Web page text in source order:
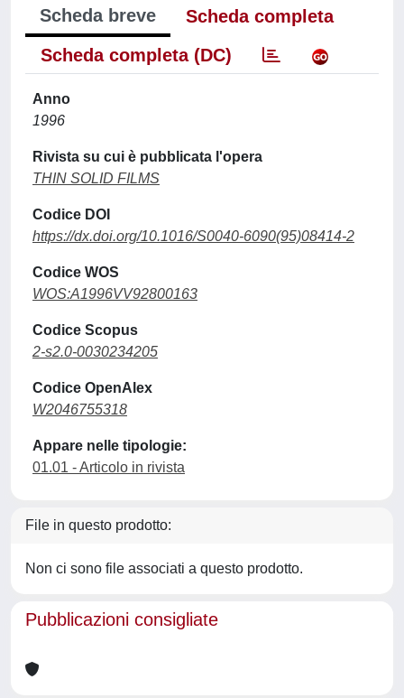
Scheda breve
Scheda completa
Scheda completa (DC)
Anno
1996
Rivista su cui è pubblicata l'opera
THIN SOLID FILMS
Codice DOI
https://dx.doi.org/10.1016/S0040-6090(95)08414-2
Codice WOS
WOS:A1996VV92800163
Codice Scopus
2-s2.0-0030234205
Codice OpenAlex
W2046755318
Appare nelle tipologie:
01.01 - Articolo in rivista
File in questo prodotto:
Non ci sono file associati a questo prodotto.
Pubblicazioni consigliate